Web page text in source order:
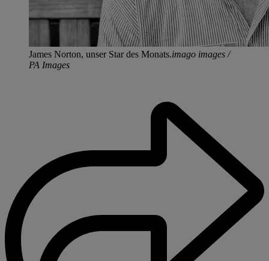
James Norton, unser Star des Monats.imago images /
PA Images